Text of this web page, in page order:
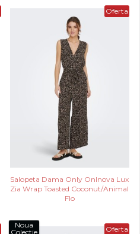
Oferta
Salopeta Dama Only Onlnova Lux
Zia Wrap Toasted Coconut/Animal
Flo
Oferta
Noua
Colectie